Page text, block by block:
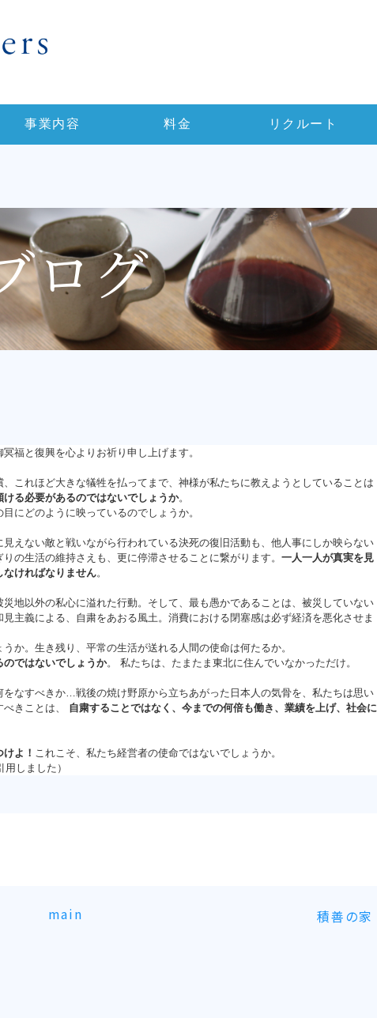
事業内容 料金 リクルート
ログ
福と復興を心よりお祈り申し上げます。
これほど大きな犠牲を払ってまで、神様が私たちに教えようとしていることは
る必要があるのではないでしょうか。
にどのように映っているのでしょうか。
えない敵と戦いながら行われている決死の復旧活動も、他人事にしか映らない
の生活の維持さえも、更に停滞させることに繋がります。 一人一人が真実を見
なければなりません。
地以外の私心に溢れた行動。そして、最も愚かであることは、被災していない
主義による、自粛をあおる風土。消費における閉塞感は必ず経済を悪化させま
か。生き残り、平常の生活が送れる人間の使命は何たるか。
ではないでしょうか。 私たちは、たまたま東北に住んでいなかっただけ。
なすべきか…戦後の焼け野原から立ちあがった日本人の気骨を、私たちは思い
きことは、
自粛することではなく、今までの何倍も働き、業績を上げ、社会に
よ！ これこそ、私たち経営者の使命ではないでしょうか。
しました）
main 積善の家